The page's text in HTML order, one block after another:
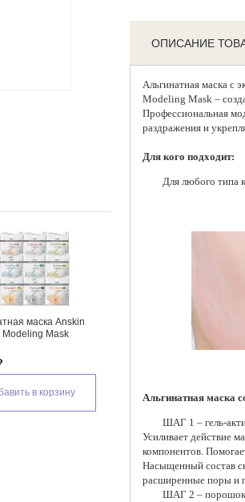
маска Anskin
Modeling Mask
в корзину
ОПИСАНИЕ
Альгинатная маска с
Modeling Mask –
Профессиональная
раздражения и
Для кого подходит:
Для любого типа
Альгинатная маска
ШАГ 1 – гель-
Усиливает действие
компонентов.
Насыщенный состав
расширенные поры и
ШАГ 2 –